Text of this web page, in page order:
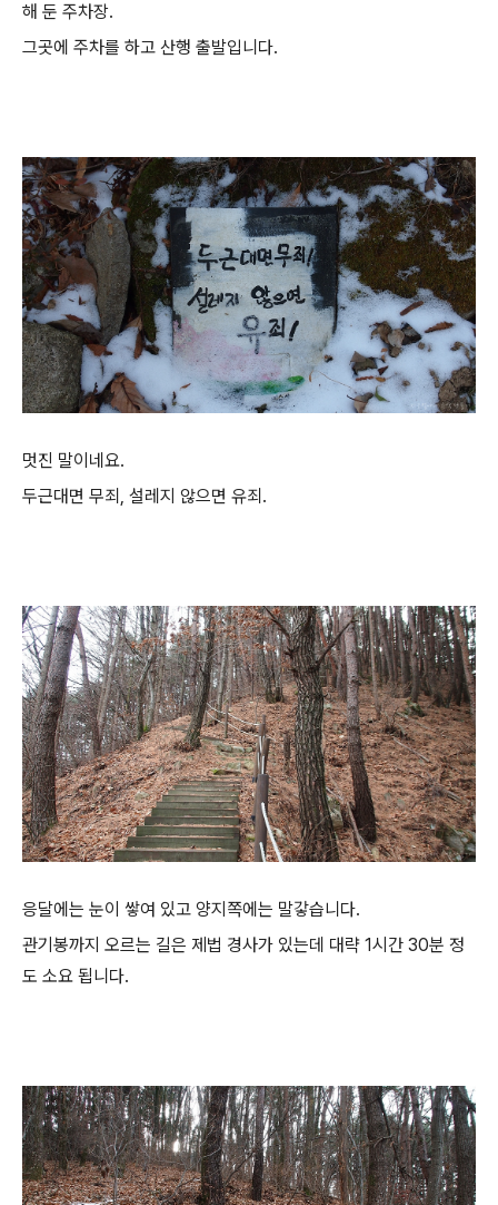
해 둔 주차장.
그곳에 주차를 하고 산행 출발입니다.
멋진 말이네요.
두근대면 무죄, 설레지 않으면 유죄.
응달에는 눈이 쌓여 있고 양지쪽에는 말갛습니다.
관기봉까지 오르는 길은 제법 경사가 있는데 대략 1시간 30분 정
도 소요 됩니다.